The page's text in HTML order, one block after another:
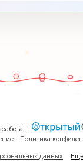
Политика
данных